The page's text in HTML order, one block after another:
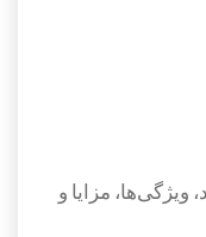
مزایا و